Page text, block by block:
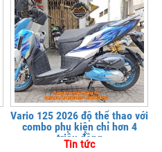
Vario 125 2026 độ thể thao với
combo phụ kiện chỉ hơn 4
triệu đồng
Tin tức